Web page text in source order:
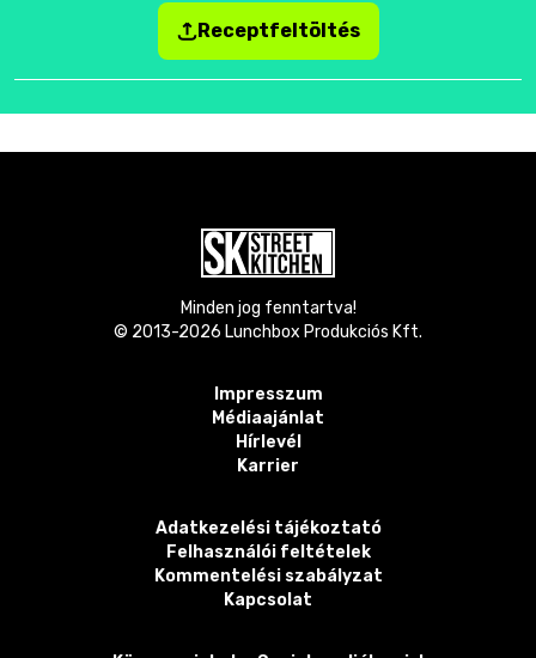
Receptfeltöltés
Minden jog fenntartva!
© 2013-2026 Lunchbox Produkciós Kft.
Impresszum
Médiaajánlat
Hírlevél
Karrier
Adatkezelési tájékoztató
Felhasználói feltételek
Kommentelési szabályzat
Kapcsolat